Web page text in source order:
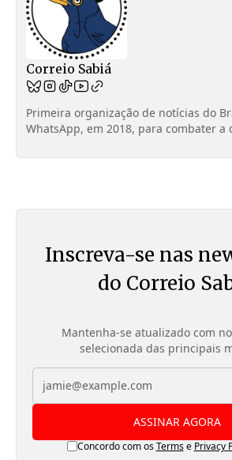
Correio Sabiá
Primeira organização de notícias do
WhatsApp, em 2018, para combater a
Inscreva-se nas
do Correio
Mantenha-se atualizado com
selecionada das principais
ASSINAR AGORA
Concordo com osTermse Privacy